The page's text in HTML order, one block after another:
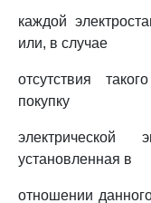
каждой
или, в случае
отсутствия
покупку
установленная в
отношении